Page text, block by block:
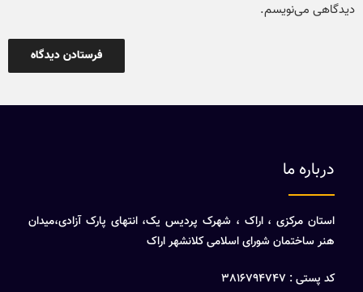
دیدگاهی می‌نویسم.
درباره ما
استان مرکزی ، اراک ، شهرک پردیس یک، انتهای پارک آزادی،میدان
هنر ساختمان شورای اسلامی کلانشهر اراک
کد پستی : 3816794747